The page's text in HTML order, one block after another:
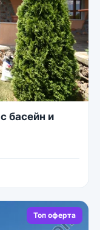
басейн и
Топ оферта